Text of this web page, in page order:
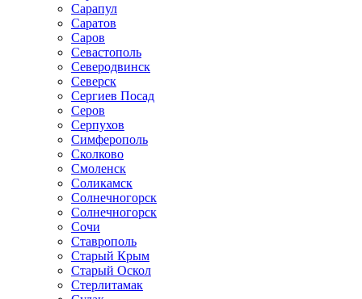
Сарапул
Саратов
Саров
Севастополь
Северодвинск
Северск
Сергиев Посад
Серов
Серпухов
Симферополь
Сколково
Смоленск
Соликамск
Солнечногорск
Солнечногорск
Сочи
Ставрополь
Старый Крым
Старый Оскол
Стерлитамак